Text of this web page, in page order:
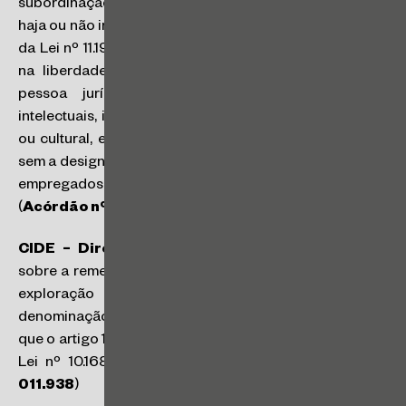
subordinação apta a caracterizar relação empregatícia,
haja ou não intento simulatório. Nesse sentido, o art. 129
da Lei nº 11.196/05, sob a ótica da mínima interferência
na liberdade econômica, autoriza a contratação de
pessoa jurídica para a prestação de serviços
intelectuais, inclusive os de natureza científica, artística
ou cultural, em caráter personalíssimo ou não, com ou
sem a designação de quaisquer obrigações a sócios ou
empregados da sociedade prestadora de serviços
(Acórdão nº 1401-007.301
CIDE – Direito Autoral
sobre a remessa ao exterior de pagamentos relativos à
exploração de direitos autorais, mesmo que sob a
denominação de royalties. Os conselheiros entenderam
que o artigo 10, do Decreto nº 4.195/02, que disciplina a
Lei nº 10.168/2000, é taxativo. (
011.938)